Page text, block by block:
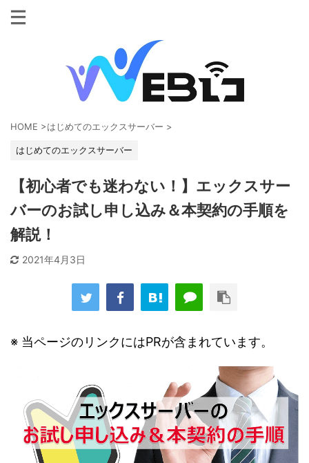
HOME >はじめてのエックスサーバー >
はじめてのエックスサーバー
【初心者でも迷わない！】エックスサー
バーのお試し申し込み＆本契約の手順を
解説！
2021年4月3日
※ 当ページのリンクにはPRが含まれています。